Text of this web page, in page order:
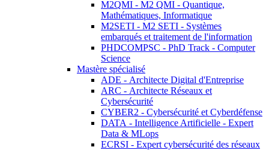
M2QMI - M2 QMI - Quantique,
Mathématiques, Informatique
M2SETI - M2 SETI - Systèmes
embarqués et traitement de l'information
PHDCOMPSC - PhD Track - Computer
Science
Mastère spécialisé
ADE - Architecte Digital d'Entreprise
ARC - Architecte Réseaux et
Cybersécurité
CYBER2 - Cybersécurité et Cyberdéfense
DATA - Intelligence Artificielle - Expert
Data & MLops
ECRSI - Expert cybersécurité des réseaux